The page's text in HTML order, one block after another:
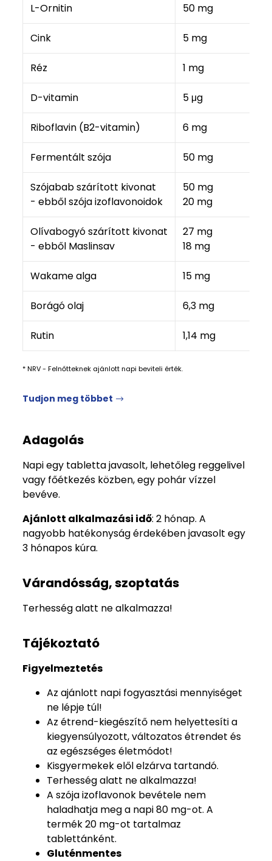
L-Ornitin 50 mg
Cink 5 mg
Réz 1 mg
D-vitamin 5 μg
Riboflavin (B2-vitamin) 6 mg
Fermentált szója 50 mg
Szójabab szárított kivonat
- ebből szója izoflavonoidok
50 mg
20 mg
Olívabogyó szárított kivonat
- ebből Maslinsav
27 mg
18 mg
Wakame alga 15 mg
Borágó olaj 6,3 mg
Rutin 1,14 mg
* NRV - Felnőtteknek ajánlott napi beviteli érték.
Tudjon meg többet
Adagolás
Napi egy tabletta javasolt, lehetőleg reggelivel
vagy főétkezés közben, egy pohár vízzel
bevéve.
Ajánlott alkalmazási idő: 2 hónap. A
nagyobb hatékonyság érdekében javasolt egy
3 hónapos kúra.
Várandósság, szoptatás
Terhesség alatt ne alkalmazza!
Tájékoztató
Figyelmeztetés
Az ajánlott napi fogyasztási mennyiséget
ne lépje túl!
Az étrend-kiegészítő nem helyettesíti a
kiegyensúlyozott, változatos étrendet és
az egészséges életmódot!
Kisgyermekek elől elzárva tartandó.
Terhesség alatt ne alkalmazza!
A szója izoflavonok bevétele nem
haladhatja meg a napi 80 mg-ot. A
termék 20 mg-ot tartalmaz
tablettánként.
Gluténmentes